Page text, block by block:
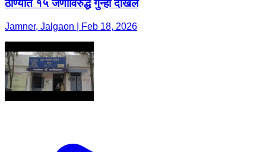
ठाण्यात १५ जणांविरुद्ध गुन्हा दाखल
Jamner, Jalgaon | Feb 18, 2026